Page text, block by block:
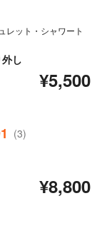
レット・シャワート
し
¥5,500
(3)
¥8,800